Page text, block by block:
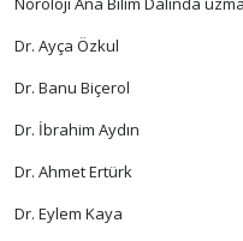
Dr. Ayça Özkul
Dr. Banu Biçerol
Dr. İbrahim Aydın
Dr. Ahmet Ertürk
Dr. Eylem Kaya